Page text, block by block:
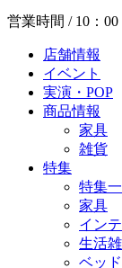
営業時間 / 10：
店舗情報
イベント
実演・POP
商品情報
家具
雑貨
特集
特集
家具
イン
生活
ベッ